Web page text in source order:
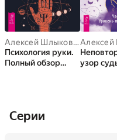
Алексей Шлыков
,Евгений
Психология руки.
Полный обзор
узор
Cерии